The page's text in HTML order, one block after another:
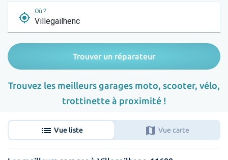
my_location
Où ?
Trouver un réparateur
Trouvez les meilleurs garages moto, scooter, vélo,
trottinette à proximité !
list Vue liste map Vue carte